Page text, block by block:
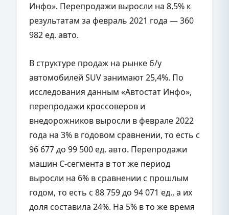
Инфо». Перепродажи выросли на 8,5% к
результатам за февраль 2021 года — 360
982 ед. авто.
В структуре продаж на рынке б/у
автомобилей SUV занимают 25,4%. По
исследования данным «Автостат Инфо»,
перепродажи кроссоверов и
внедорожников выросли в феврале 2022
года на 3% в годовом сравнении, то есть с
96 677 до 99 500 ед. авто. Перепродажи
машин С-сегмента в тот же период
выросли на 6% в сравнении с прошлым
годом, то есть с 88 759 до 94 071 ед., а их
доля составила 24%. На 5% в то же время